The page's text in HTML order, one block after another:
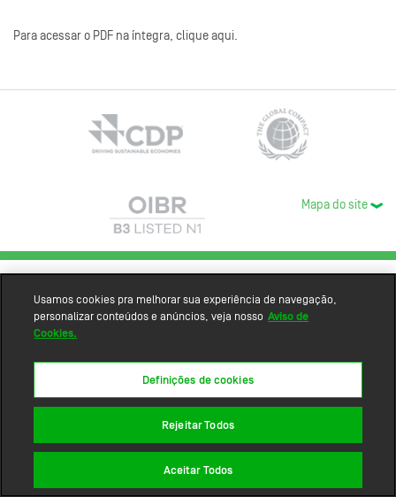
Para acessar o PDF na íntegra, clique aqui.
Mapa do site
Usamos cookies pra melhorar sua experiência de navegação,
personalizar conteúdos e anúncios, veja nosso Aviso de
Cookies.
Definições de cookies
Rejeitar Todos
Aceitar Todos